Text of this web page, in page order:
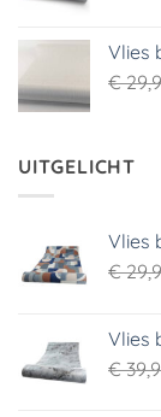
Vlies
€
UITGELICHT
Vlies
€
Vlies
€